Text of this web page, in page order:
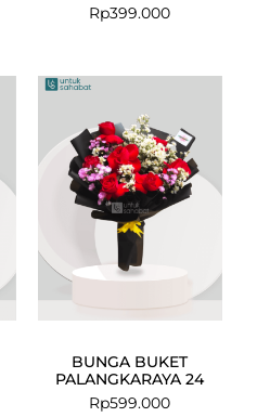
Rp399.000
BUNGA BUKET
PALANGKARAYA 24
Rp599.000